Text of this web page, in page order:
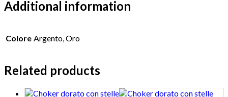
Additional information
Colore Argento, Oro
Related products